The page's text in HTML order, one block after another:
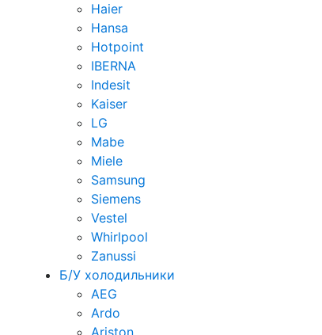
Haier
Hansa
Hotpoint
IBERNA
Indesit
Kaiser
LG
Mabe
Miele
Samsung
Siemens
Vestel
Whirlpool
Zanussi
Б/У холодильники
AEG
Ardo
Ariston